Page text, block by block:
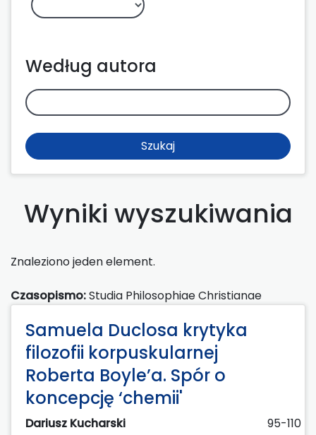
Według autora
Szukaj
Wyniki wyszukiwania
Znaleziono jeden element.
Czasopismo:Studia Philosophiae Christianae
Samuela Duclosa krytyka
filozofii korpuskularnej
Roberta Boyle’a. Spór o
koncepcję ‘chemii'
Dariusz Kucharski
95-110